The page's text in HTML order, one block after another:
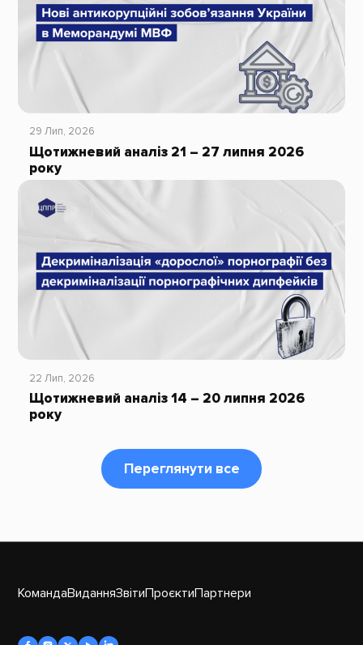
29 Лип, 2026
Щотижневий аналіз 21 – 27 липня 2026
року
22 Лип, 2026
Щотижневий аналіз 14 – 20 липня 2026
року
Переглянути все
КомандаВиданняЗвітиПроєктиПартнери